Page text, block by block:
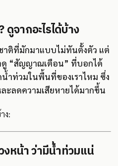
จากอะไรได้บ้าง
าติที่มักมาแบบไม่ทันตั้งตัว แต่
ดู “สัญญาณเตือน” ที่บอกได้
ำท่วมในพื้นที่ของเราไหม ซึ่ง
ะลดความเสียหายได้มากขึ้น
ง:
น้า ว่ามีน้ำท่วมแน่